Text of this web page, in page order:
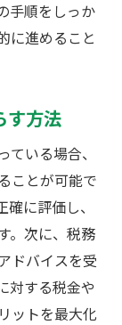
手順をしっか
に進めること
す方法
いる場合、
ことが可能で
に評価し、
。次に、税務
ドバイスを受
対する税金や
ットを最大化